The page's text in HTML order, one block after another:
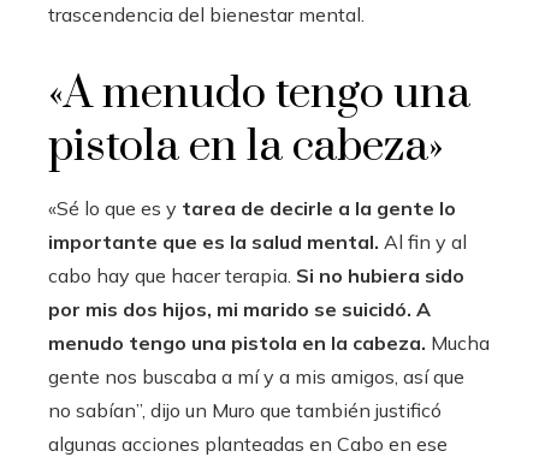
trascendencia del bienestar mental.
«A menudo tengo una
pistola en la cabeza»
«Sé lo que es y tarea de decirle a la gente lo
importante que es la salud mental. Al fin y al
cabo hay que hacer terapia. Si no hubiera sido
por mis dos hijos, mi marido se suicidó. A
menudo tengo una pistola en la cabeza. Mucha
gente nos buscaba a mí y a mis amigos, así que
no sabían”, dijo un Muro que también justificó
algunas acciones planteadas en Cabo en ese